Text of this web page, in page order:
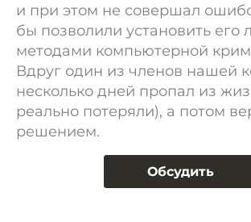
и при этом не совершал
бы позволили установить его
методами компьютерной
Вдруг один из членов нашей
несколько дней пропал из
реально потеряли), а потом
решением.
Обсудить